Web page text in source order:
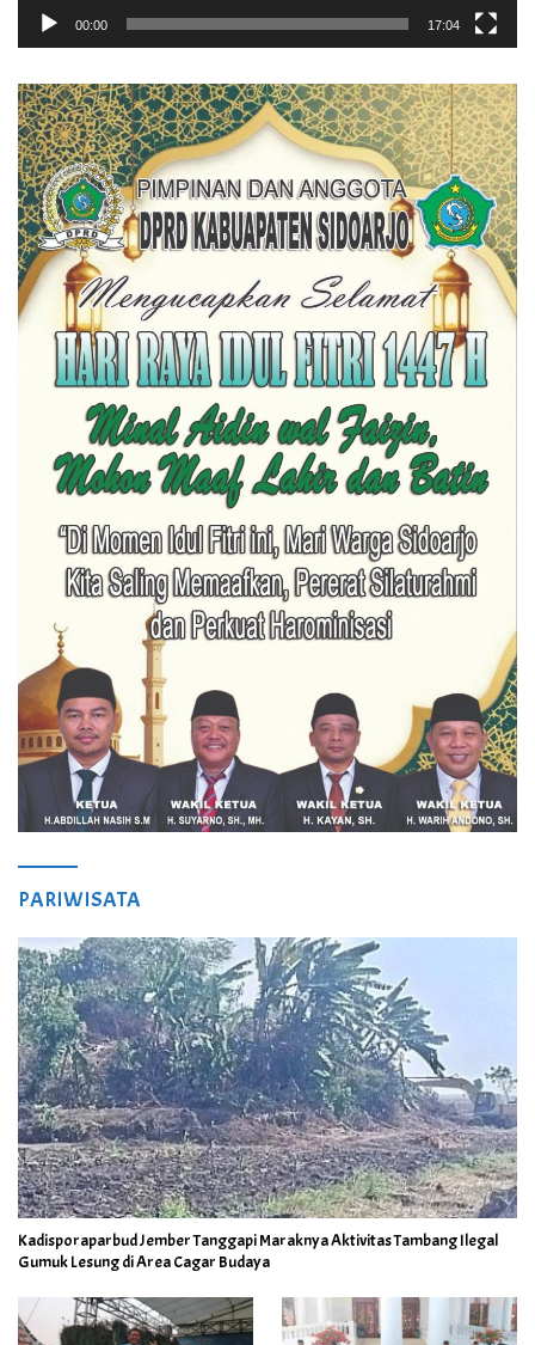
00:00 17:04
PARIWISATA
Kadisporaparbud Jember Tanggapi Maraknya Aktivitas Tambang Ilegal
Gumuk Lesung di Area Cagar Budaya